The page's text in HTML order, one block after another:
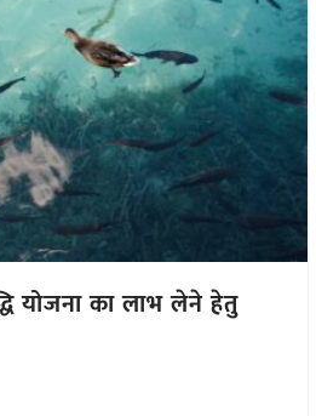
योजना का लाभ लेने हेतु